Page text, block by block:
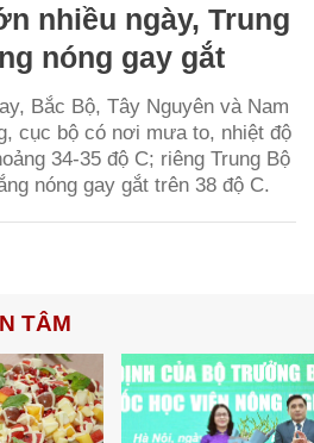
nhiều ngày, Trung
nóng gay gắt
Bắc Bộ, Tây Nguyên và Nam
cục bộ có nơi mưa to, nhiệt độ
34-35 độ C; riêng Trung Bộ
nóng gay gắt trên 38 độ C.
TÂM